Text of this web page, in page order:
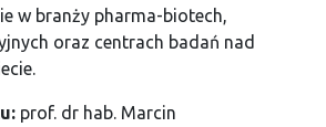
w branży pharma-biotech,
oraz centrach badań nad
prof. dr hab. Marcin